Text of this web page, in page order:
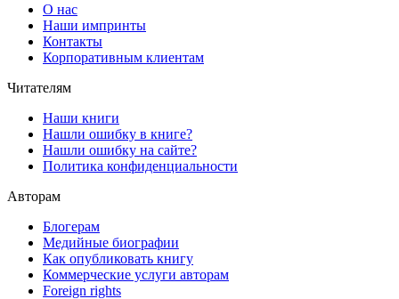
О нас
Наши импринты
Контакты
Корпоративным клиентам
Читателям
Наши книги
Нашли ошибку в книге?
Нашли ошибку на сайте?
Политика конфиденциальности
Авторам
Блогерам
Медийные биографии
Как опубликовать книгу
Коммерческие услуги авторам
Foreign rights